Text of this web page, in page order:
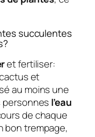
succulentes
et fertiliser:
et
au moins une
personnes l’eau
de chaque
bon trempage,